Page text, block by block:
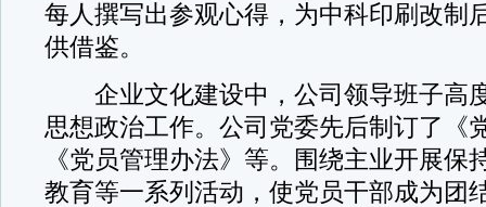
每人撰写出参观心得，为中科印刷改制
供借鉴。
企业文化建设中，公司领导班子高
思想政治工作。公司党委先后制订了《
《党员管理办法》等。围绕主业开展保
教育等一系列活动，使党员干部成为团